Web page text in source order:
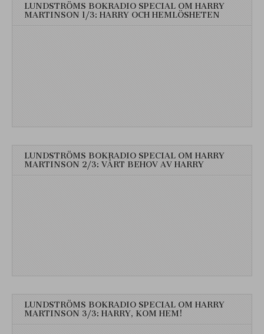
LUNDSTRÖMS BOKRADIO SPECIAL OM HARRY
MARTINSON 1/3: HARRY OCH HEMLÖSHETEN
LUNDSTRÖMS BOKRADIO SPECIAL OM HARRY
MARTINSON 2/3: VÅRT BEHOV AV HARRY
LUNDSTRÖMS BOKRADIO SPECIAL OM HARRY
MARTINSON 3/3: HARRY, KOM HEM!